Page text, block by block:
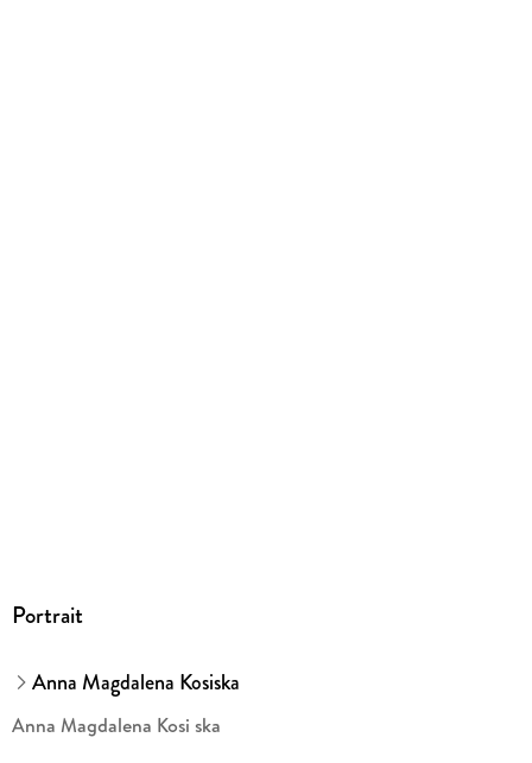
Portrait
Anna Magdalena Kosiska
Anna Magdalena Kosi ska